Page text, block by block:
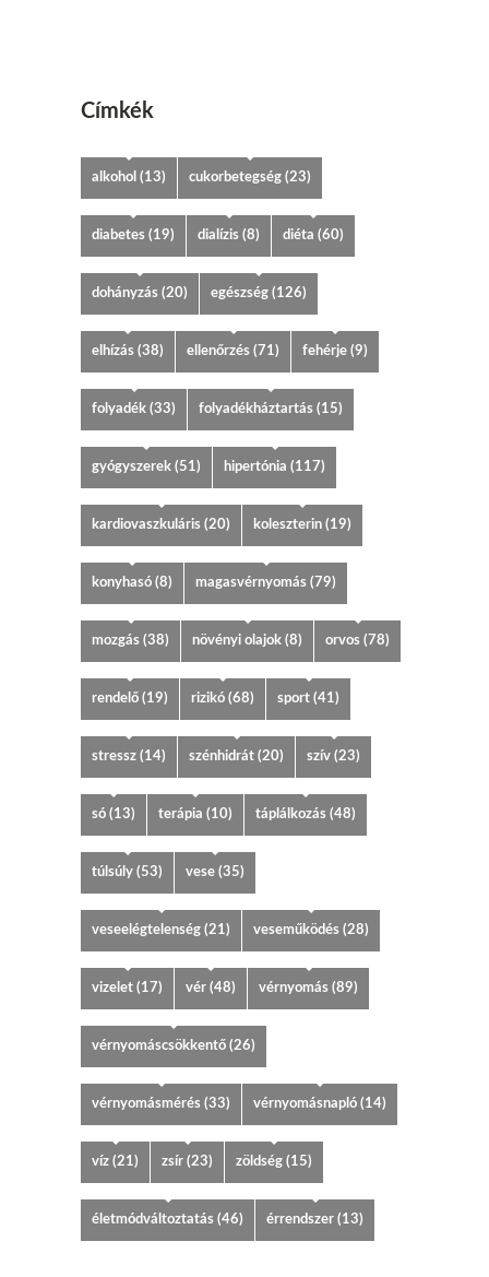
Címkék
alkohol (13) cukorbetegség (23)
diabetes (19) dialízis (8) diéta (60)
dohányzás (20) egészség (126)
elhízás (38) ellenőrzés (71) fehérje (9)
folyadék (33) folyadékháztartás (15)
gyógyszerek (51) hipertónia (117)
kardiovaszkuláris (20) koleszterin (19)
konyhasó (8) magasvérnyomás (79)
mozgás (38) növényi olajok (8) orvos (78)
rendelő (19) rizikó (68) sport (41)
stressz (14) szénhidrát (20) szív (23)
só (13) terápia (10) táplálkozás (48)
túlsúly (53) vese (35)
veseelégtelenség (21) veseműködés (28)
vizelet (17) vér (48) vérnyomás (89)
vérnyomáscsökkentő (26)
vérnyomásmérés (33) vérnyomásnapló (14)
víz (21) zsír (23) zöldség (15)
életmódváltoztatás (46) érrendszer (13)